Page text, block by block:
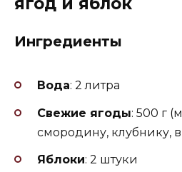
Ингредиенты
Вода: 2 литра
Свежие ягоды: 500 г
смородину, клубнику,
Яблоки: 2 штуки